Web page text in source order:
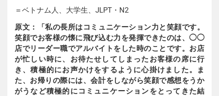
＝ベトナム人、大学生、JLPT・N2
原文：「私の長所はコミュニケーション力と笑顔です。
笑顔でお客様の懐に飛び込む力を発揮できたのは、◯◯
店でリーダー職でアルバイトをした時のことです。お店
が忙しい時に、お待たせしてしまったお客様の席に行
き、積極的にお声かけをするように心掛けました。ま
た、お帰りの際には、会計をしながら笑顔で感想をうか
がうなど積極的にコミュニケーションをとってきた結